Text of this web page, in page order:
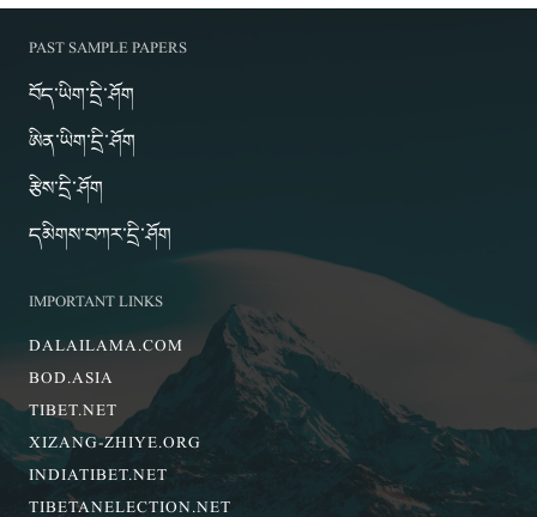
PAST SAMPLE PAPERS
བོད་ཡིག་དྲི་ཤོག
ཨིན་ཡིག་དྲི་ཤོག
རྩིས་དྲི་ཤོག
དམིགས་བཀར་དྲི་ཤོག
IMPORTANT LINKS
DALAILAMA.COM
BOD.ASIA
TIBET.NET
XIZANG-ZHIYE.ORG
INDIATIBET.NET
TIBETANELECTION.NET